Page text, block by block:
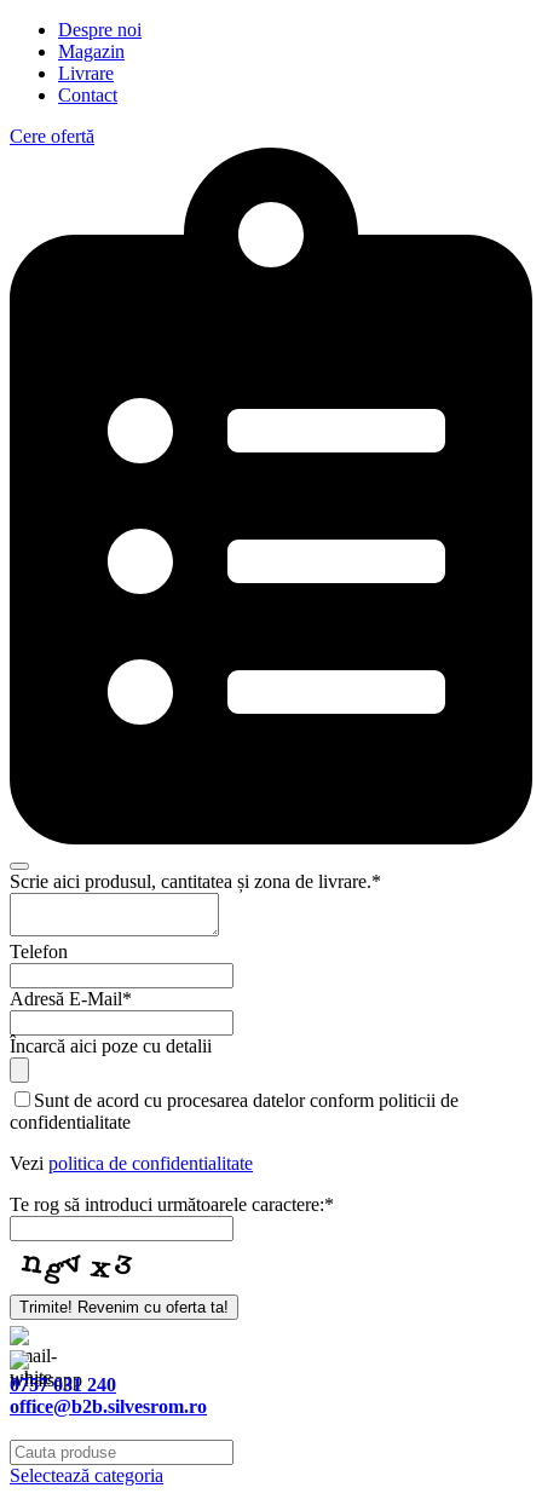
Despre noi
Magazin
Livrare
Contact
Cere ofertă
Scrie aici produsul, cantitatea și zona de livrare.*
Telefon
Adresă E-Mail*
Încarcă aici poze cu detalii
Sunt de acord cu procesarea datelor conform politicii de
confidentialitate
Vezi politica de confidentialitate
Te rog să introduci următoarele caractere:*
Website
URL*
Trimite! Revenim cu oferta ta!
0757 031 240
office@b2b.silvesrom.ro
Selectează categoria